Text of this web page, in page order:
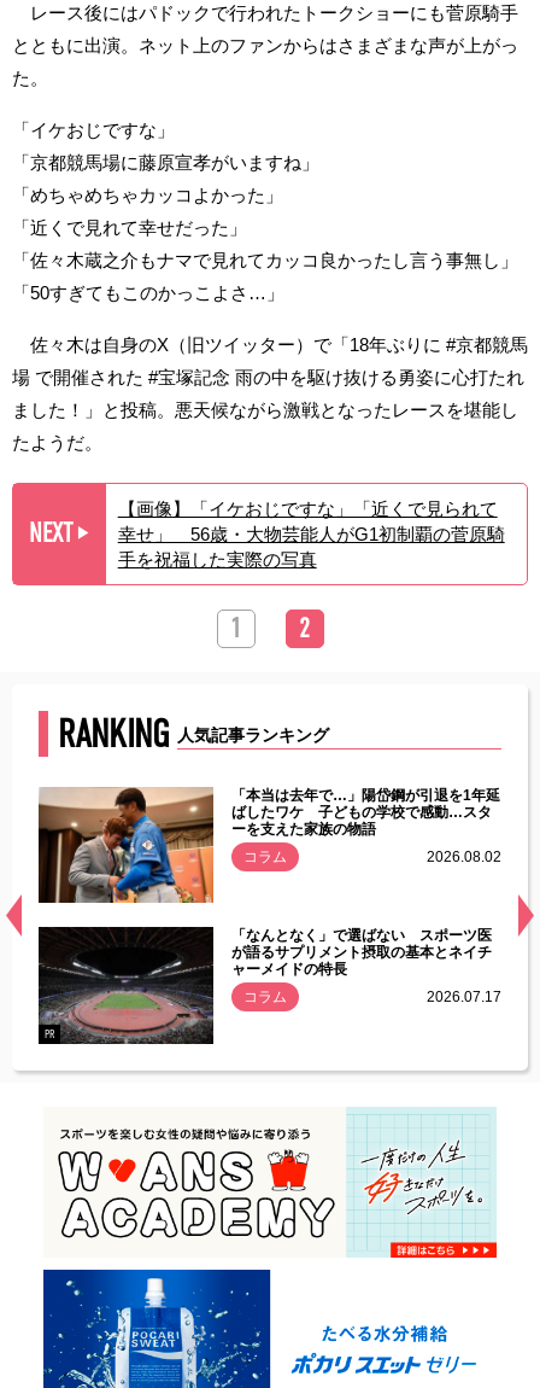
レース後にはパドックで行われたトークショーにも菅原騎手
とともに出演。ネット上のファンからはさまざまな声が上がっ
た。
「イケおじですな」
「京都競馬場に藤原宣孝がいますね」
「めちゃめちゃカッコよかった」
「近くで見れて幸せだった」
「佐々木蔵之介もナマで見れてカッコ良かったし言う事無し」
「50すぎてもこのかっこよさ…」
佐々木は自身のX（旧ツイッター）で「18年ぶりに #京都競馬
場 で開催された #宝塚記念 雨の中を駆け抜ける勇姿に心打たれ
ました！」と投稿。悪天候ながら激戦となったレースを堪能し
たようだ。
NEXT ▶︎
【画像】「イケおじですな」「近くで見られて
幸せ」 56歳・大物芸能人がG1初制覇の菅原騎
手を祝福した実際の写真
1 2
RANKING 人気記事ランキング
常
「本当は去年で…」陽岱鋼が引退を1年延
ばしたワケ 子どもの学校で感動…スタ
ーを支えた家族の物語
コラム
2026.08.02
PR
「なんとなく」で選ばない スポーツ医
が語るサプリメント摂取の基本とネイチ
ャーメイドの特長
コラム
2026.07.17